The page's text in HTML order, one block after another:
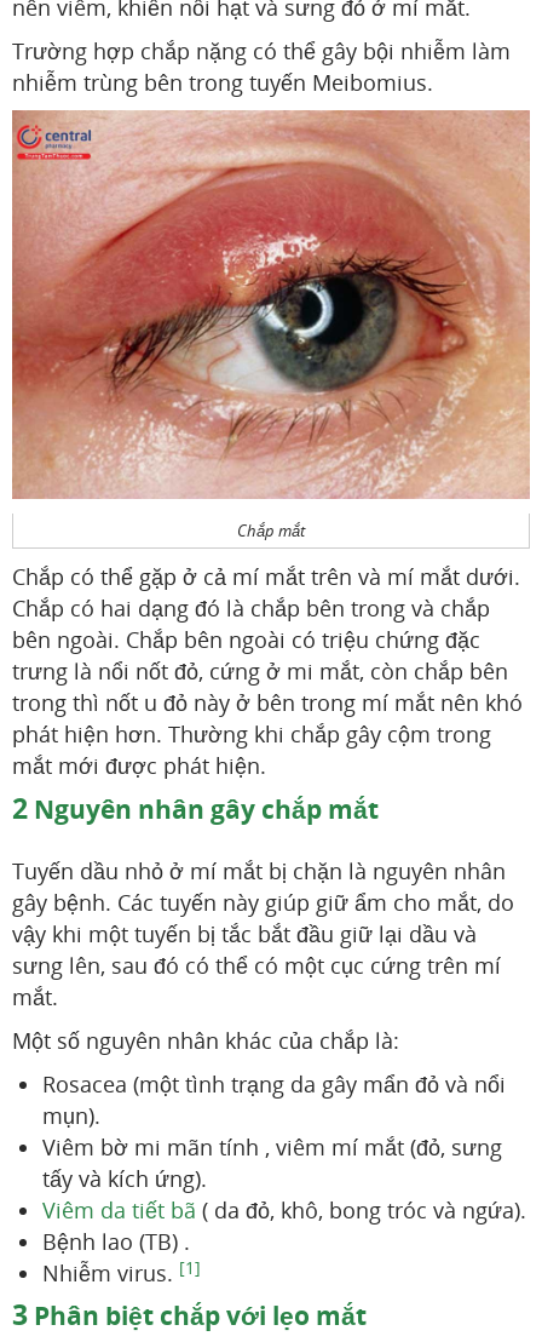
nên viêm, khiến nổi hạt và sưng đỏ ở mí mắt.
Trường hợp chắp nặng có thể gây bội nhiễm làm
nhiễm trùng bên trong tuyến Meibomius.
Chắp mắt
Chắp có thể gặp ở cả mí mắt trên và mí mắt dưới.
Chắp có hai dạng đó là chắp bên trong và chắp
bên ngoài. Chắp bên ngoài có triệu chứng đặc
trưng là nổi nốt đỏ, cứng ở mi mắt, còn chắp bên
trong thì nốt u đỏ này ở bên trong mí mắt nên khó
phát hiện hơn. Thường khi chắp gây cộm trong
mắt mới được phát hiện.
2 Nguyên nhân gây chắp mắt
Tuyến dầu nhỏ ở mí mắt bị chặn là nguyên nhân
gây bệnh. Các tuyến này giúp giữ ẩm cho mắt, do
vậy khi một tuyến bị tắc bắt đầu giữ lại dầu và
sưng lên, sau đó có thể có một cục cứng trên mí
mắt.
Một số nguyên nhân khác của chắp là:
Rosacea (một tình trạng da gây mẩn đỏ và nổi
mụn).
Viêm bờ mi mãn tính , viêm mí mắt (đỏ, sưng
tấy và kích ứng).
Viêm da tiết bã ( da đỏ, khô, bong tróc và ngứa).
Bệnh lao (TB) .
Nhiễm virus. [1]
3 Phân biệt chắp với lẹo mắt